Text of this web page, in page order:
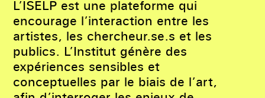
L’ISELP est une plateforme qui
encourage l’interaction entre les
artistes, les chercheur.se.s et les
publics. L’Institut génère des
expériences sensibles et
conceptuelles par le biais de l’art,